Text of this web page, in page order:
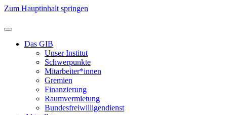
Zum Hauptinhalt springen
Das GIB
Unser Institut
Schwerpunkte
Mitarbeiter*innen
Gremien
Finanzierung
Raumvermietung
Bundesfreiwilligendienst